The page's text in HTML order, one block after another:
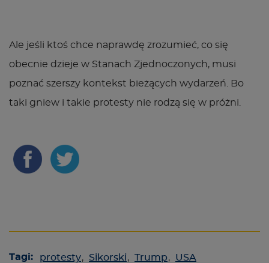
Ale jeśli ktoś chce naprawdę zrozumieć, co się
obecnie dzieje w Stanach Zjednoczonych, musi
poznać szerszy kontekst bieżących wydarzeń. Bo
taki gniew i takie protesty nie rodzą się w próżni.
Tagi: protesty, Sikorski, Trump, USA